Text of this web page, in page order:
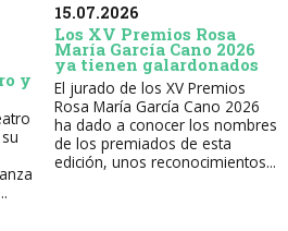
y
15.07.2026
Los XV Premios Rosa
María García Cano 2026
ya tienen galardonados
El jurado de los XV Premios
Rosa María García Cano 2026
ha dado a conocer los nombres
de los premiados de esta
edición, unos reconocimientos...